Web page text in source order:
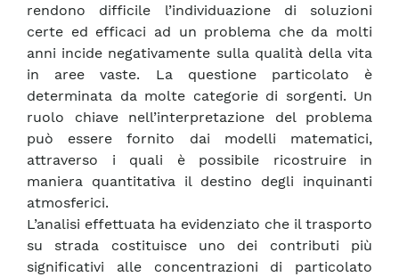
rendono difficile l’individuazione di soluzioni
certe ed efficaci ad un problema che da molti
anni incide negativamente sulla qualità della vita
in aree vaste. La questione particolato è
determinata da molte categorie di sorgenti. Un
ruolo chiave nell’interpretazione del problema
può essere fornito dai modelli matematici,
attraverso i quali è possibile ricostruire in
maniera quantitativa il destino degli inquinanti
atmosferici.
L’analisi effettuata ha evidenziato che il trasporto
su strada costituisce uno dei contributi più
significativi alle concentrazioni di particolato